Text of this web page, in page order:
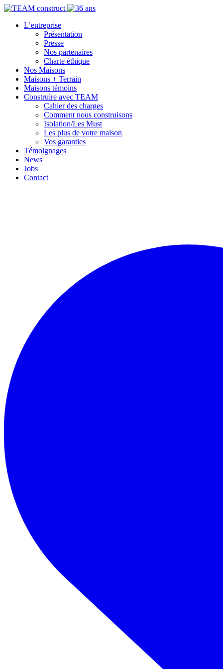
L’entreprise
Présentation
Presse
Nos partenaires
Charte éthique
Nos Maisons
Maisons + Terrain
Maisons témoins
Construire avec TEAM
Cahier des charges
Comment nous construisons
Isolation/Les Must
Les plus de votre maison
Vos garanties
Témoignages
News
Jobs
Contact